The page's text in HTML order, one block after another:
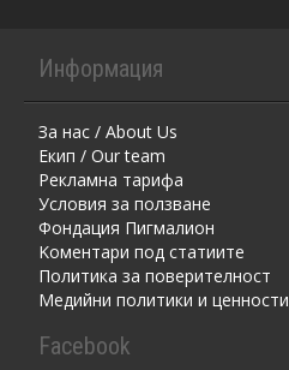
Информация
За нас / About Us
Екип / Our team
Рекламна тарифа
Условия за ползване
Фондация Пигмалион
Kоментaри под статиите
Политика за поверителност
Медийни политики и ценности
Facebook